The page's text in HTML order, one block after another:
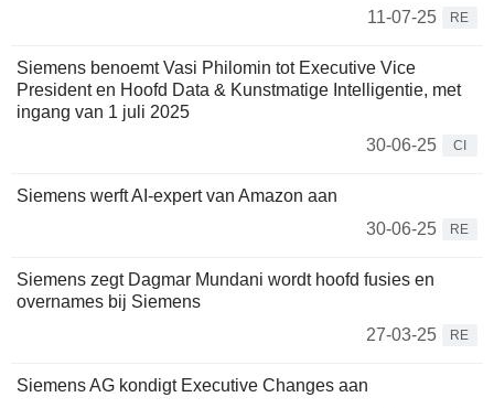
11-07-25
RE
Siemens benoemt Vasi Philomin tot Executive Vice
President en Hoofd Data & Kunstmatige Intelligentie, met
ingang van 1 juli 2025
30-06-25
CI
Siemens werft AI-expert van Amazon aan
30-06-25
RE
Siemens zegt Dagmar Mundani wordt hoofd fusies en
overnames bij Siemens
27-03-25
RE
Siemens AG kondigt Executive Changes aan